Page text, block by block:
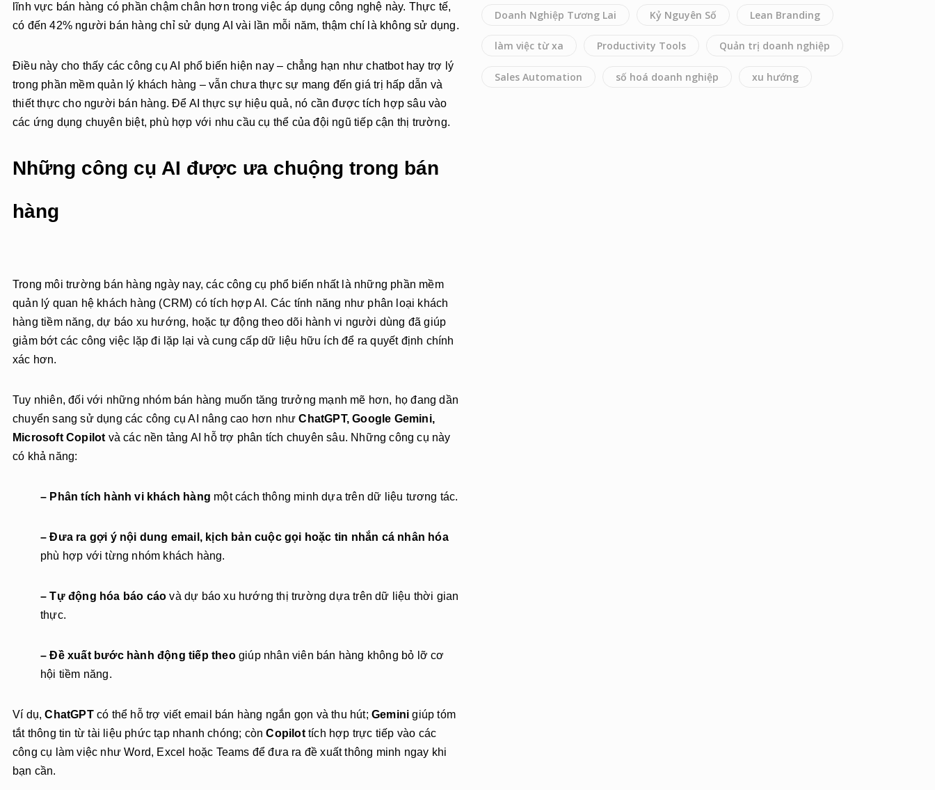
lĩnh vực bán hàng có phần chậm chân hơn trong việc áp dụng công nghệ này. Thực tế,
có đến 42% người bán hàng chỉ sử dụng AI vài lần mỗi năm, thậm chí là không sử dụng.
Điều này cho thấy các công cụ AI phổ biến hiện nay – chẳng hạn như chatbot hay trợ lý
trong phần mềm quản lý khách hàng – vẫn chưa thực sự mang đến giá trị hấp dẫn và
thiết thực cho người bán hàng. Để AI thực sự hiệu quả, nó cần được tích hợp sâu vào
các ứng dụng chuyên biệt, phù hợp với nhu cầu cụ thể của đội ngũ tiếp cận thị trường.
Những công cụ AI được ưa chuộng trong bán
hàng
Trong môi trường bán hàng ngày nay, các công cụ phổ biến nhất là những phần mềm
quản lý quan hệ khách hàng (CRM) có tích hợp AI. Các tính năng như phân loại khách
hàng tiềm năng, dự báo xu hướng, hoặc tự động theo dõi hành vi người dùng đã giúp
giảm bớt các công việc lặp đi lặp lại và cung cấp dữ liệu hữu ích để ra quyết định chính
xác hơn.
Tuy nhiên, đối với những nhóm bán hàng muốn tăng trưởng mạnh mẽ hơn, họ đang dần
chuyển sang sử dụng các công cụ AI nâng cao hơn nhưChatGPT, Google Gemini,
Microsoft Copilot và các nền tảng AI hỗ trợ phân tích chuyên sâu. Những công cụ này
có khả năng:
– Phân tích hành vi khách hàng một cách thông minh dựa trên dữ liệu tương tác.
– Đưa ra gợi ý nội dung email, kịch bản cuộc gọi hoặc tin nhắn cá nhân hóa
phù hợp với từng nhóm khách hàng.
– Tự động hóa báo cáo và dự báo xu hướng thị trường dựa trên dữ liệu thời gian
thực.
– Đề xuất bước hành động tiếp theogiúp nhân viên bán hàng không bỏ lỡ cơ
hội tiềm năng.
Ví dụ,ChatGPTcó thể hỗ trợ viết email bán hàng ngắn gọn và thu hút;Gemini giúp tóm
tắt thông tin từ tài liệu phức tạp nhanh chóng; cònCopilottích hợp trực tiếp vào các
công cụ làm việc như Word, Excel hoặc Teams để đưa ra đề xuất thông minh ngay khi
bạn cần.
Doanh Nghiệp Tương Lai Kỷ Nguyên Số Lean Branding
làm việc từ xa Productivity Tools Quản trị doanh nghiệp
Sales Automation số hoá doanh nghiệp xu hướng